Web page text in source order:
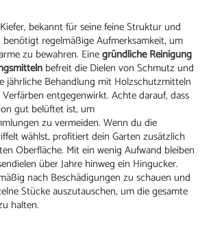
bekannt für seine feine Struktur und
regelmäßige Aufmerksamkeit, um
zu bewahren. Einegründliche Reinigung
befreit die Dielen von Schmutz und
jährliche Behandlung mit Holzschutzmitteln
entgegenwirkt. Achte darauf, dass
gut belüftet ist, um
zu vermeiden. Wenn du die
wählst, profitiert dein Garten zusätzlich
Oberfläche. Mit ein wenig Aufwand bleiben
über Jahre hinweg ein Hingucker.
nach Beschädigungen zu schauen und
Stücke auszutauschen, um die gesamte
halten.